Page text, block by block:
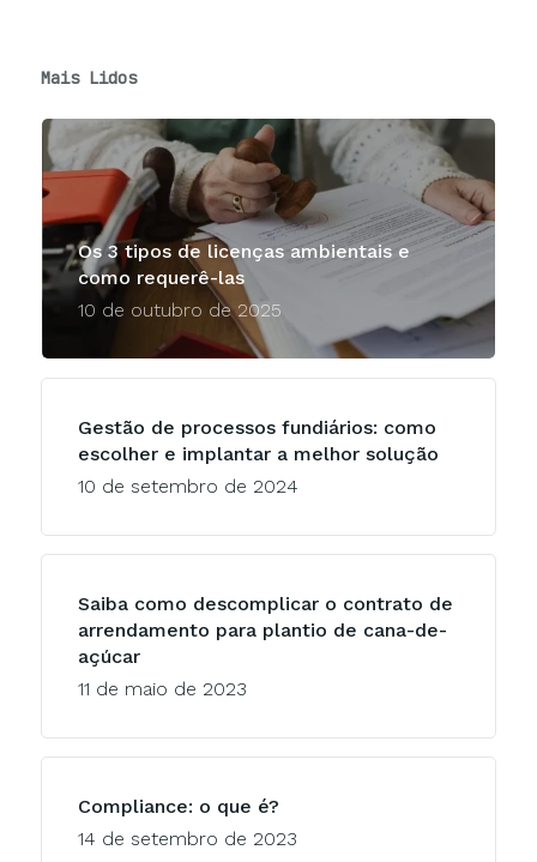
Mais Lidos
Os 3 tipos de licenças ambientais e
como requerê-las
10 de outubro de 2025
Gestão de processos fundiários: como
escolher e implantar a melhor solução
10 de setembro de 2024
Saiba como descomplicar o contrato de
arrendamento para plantio de cana-de-
açúcar
11 de maio de 2023
Compliance: o que é?
14 de setembro de 2023